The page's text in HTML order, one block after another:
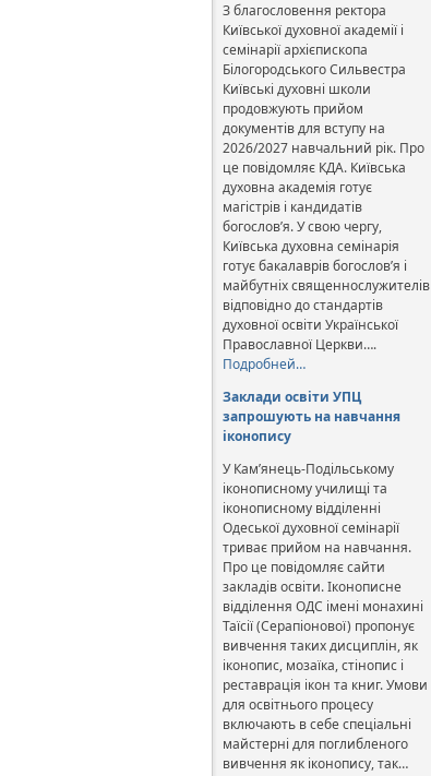
З благословення ректора
Київської духовної академії і
семінарії архієпископа
Білогородського Сильвестра
Київські духовні школи
продовжують прийом
документів для вступу на
2026/2027 навчальний рік. Про
це повідомляє КДА. Київська
духовна академія готує
магістрів і кандидатів
богослов’я. У свою чергу,
Київська духовна семінарія
готує бакалаврів богослов’я і
майбутніх священнослужителів
відповідно до стандартів
духовної освіти Української
Православної Церкви….
Подробней…
Заклади освіти УПЦ
запрошують на навчання
іконопису
У Кам’янець-Подільському
іконописному училищі та
іконописному відділенні
Одеської духовної семінарії
триває прийом на навчання.
Про це повідомляє сайти
закладів освіти. Іконописне
відділення ОДС імені монахині
Таїсії (Серапіонової) пропонує
вивчення таких дисциплін, як
іконопис, мозаїка, стінопис і
реставрація ікон та книг. Умови
для освітнього процесу
включають в себе спеціальні
майстерні для поглибленого
вивчення як іконопису, так…